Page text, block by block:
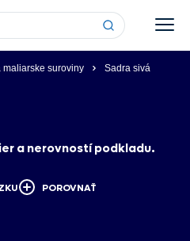
maliarske suroviny Sadra sivá
a nerovností podkladu.
POROVNAŤ